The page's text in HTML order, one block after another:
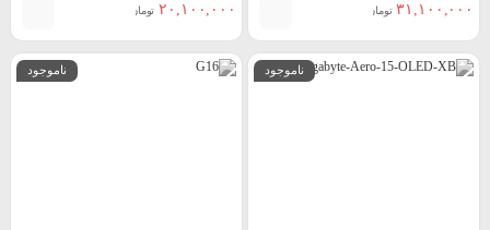
۳۱,۱۰۰,۰۰۰ تومان ۲۰,۱۰۰,۰۰۰ تومان
ناموجود ناموجود